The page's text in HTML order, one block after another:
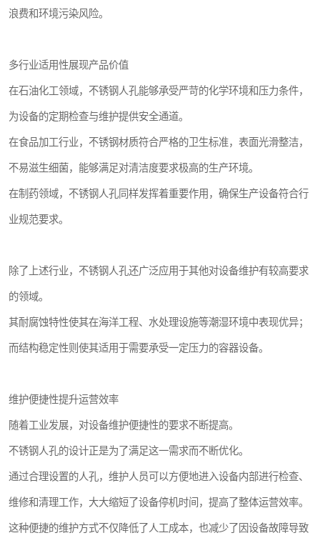
浪费和环境污染风险。
多行业适用性展现产品价值
在石油化工领域，不锈钢人孔能够承受严苛的化学环境和压力条件，
为设备的定期检查与维护提供安全通道。
在食品加工行业，不锈钢材质符合严格的卫生标准，表面光滑整洁，
不易滋生细菌，能够满足对清洁度要求极高的生产环境。
在制药领域，不锈钢人孔同样发挥着重要作用，确保生产设备符合行
业规范要求。
除了上述行业，不锈钢人孔还广泛应用于其他对设备维护有较高要求
的领域。
其耐腐蚀特性使其在海洋工程、水处理设施等潮湿环境中表现优异；
而结构稳定性则使其适用于需要承受一定压力的容器设备。
维护便捷性提升运营效率
随着工业发展，对设备维护便捷性的要求不断提高。
不锈钢人孔的设计正是为了满足这一需求而不断优化。
通过合理设置的人孔，维护人员可以方便地进入设备内部进行检查、
维修和清理工作，大大缩短了设备停机时间，提高了整体运营效率。
这种便捷的维护方式不仅降低了人工成本，也减少了因设备故障导致